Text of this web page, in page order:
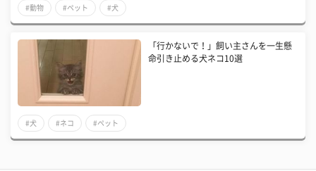
#動物 #ペット #犬
「行かないで！」飼い主さんを一生懸
命引き止める犬ネコ10選
#犬 #ネコ #ペット